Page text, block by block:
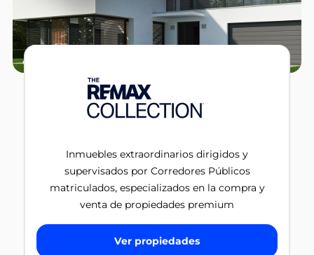
Inmuebles extraordinarios dirigidos y
supervisados por Corredores Públicos
matriculados, especializados en la compra y
venta de propiedades premium
Ver propiedades